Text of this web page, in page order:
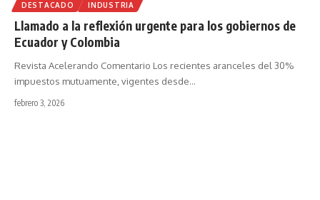
DESTACADO INDUSTRIA
Llamado a la reflexión urgente para los gobiernos de
Ecuador y Colombia
Revista Acelerando Comentario Los recientes aranceles del 30%
impuestos mutuamente, vigentes desde…
febrero 3, 2026